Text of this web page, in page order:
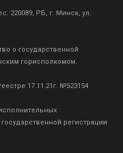
220089, РБ, г. Минск, ул.
о государственной
горисполкомом.
17.11.21г. №523154
регистрации